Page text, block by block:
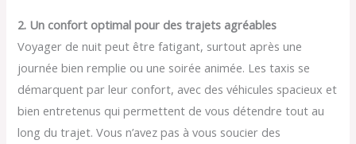
2. Un confort optimal pour des trajets agréables
Voyager de nuit peut être fatigant, surtout après une
journée bien remplie ou une soirée animée. Les taxis se
démarquent par leur confort, avec des véhicules spacieux et
bien entretenus qui permettent de vous détendre tout au
long du trajet. Vous n’avez pas à vous soucier des